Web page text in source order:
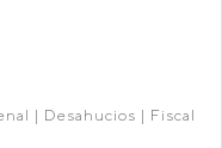
| Desahucios | Fiscal